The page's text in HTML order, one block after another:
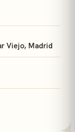
Viejo, Madrid